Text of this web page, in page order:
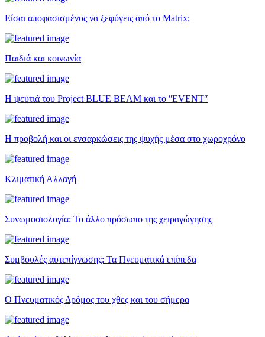
Είσαι αποφασισμένος να ξεφύγεις από το Matrix;
Παιδιά και κοινωνία
Η ψευτιά του Project BLUE BEAM και το ʺEVENTʺ
Η προβολή και οι ενσαρκώσεις της ψυχής μέσα στο χωροχρόνο
Κλιματική Αλλαγή
Συνωμοσιολογία: Το άλλο πρόσωπο της χειραγώγησης
Συμβουλές αυτεπίγνωσης: Τα Πνευματικά επίπεδα
Ο Πνευματικός Δρόμος του χθες και του σήμερα